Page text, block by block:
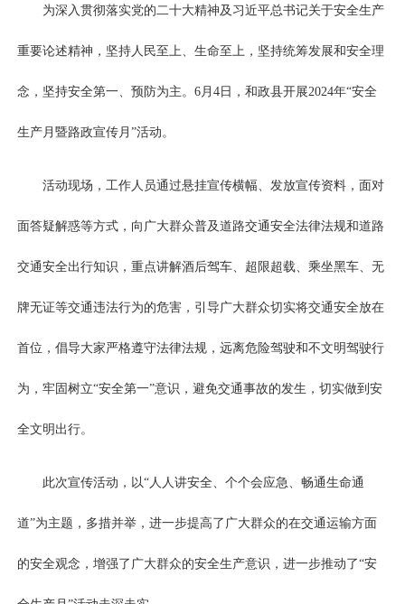
为深入贯彻落实党的二十大精神及习近平总书记关于安全生产
重要论述精神，坚持人民至上、生命至上，坚持统筹发展和安全理
念，坚持安全第一、预防为主。6月4日，和政县开展2024年“安全
生产月暨路政宣传月”活动。
活动现场，工作人员通过悬挂宣传横幅、发放宣传资料，面对
面答疑解惑等方式，向广大群众普及道路交通安全法律法规和道路
交通安全出行知识，重点讲解酒后驾车、超限超载、乘坐黑车、无
牌无证等交通违法行为的危害，引导广大群众切实将交通安全放在
首位，倡导大家严格遵守法律法规，远离危险驾驶和不文明驾驶行
为，牢固树立“安全第一”意识，避免交通事故的发生，切实做到安
全文明出行。
此次宣传活动，以“人人讲安全、个个会应急、畅通生命通
道”为主题，多措并举，进一步提高了广大群众的在交通运输方面
的安全观念，增强了广大群众的安全生产意识，进一步推动了“安